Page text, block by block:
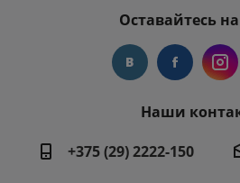
Оставайтесь
Наши
+375 (29) 2222-150